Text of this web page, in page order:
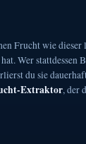
Frucht wie dieser
Wer stattdessen
du sie
Extraktor, der